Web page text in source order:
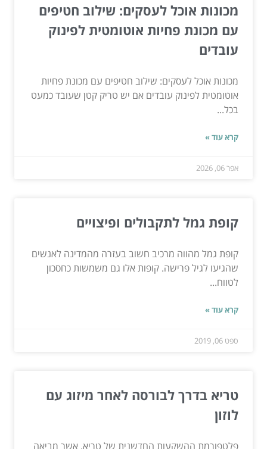
מכונות אוכל לעסקים: שילוב חטיפים
עם מכונת פחיות אוטומטית לפינוק
עובדים
מכונות אוכל לעסקים: שילוב חטיפים עם מכונת פחיות
אוטומטית לפינוק עובדים אם יש טריק קטן שעובד כמעט
בכל...
קרא עוד »
אפר 06, 2026
קופת גמל לתקבולים ופיצויים
קופת גמל מהווה מרכיב חשוב בעזרה מהמדינה לאנשים
שהגיעו לגיל פרישה. קופות אלו גם משמשות כחסכון
לטווח...
קרא עוד »
ספט 06, 2019
טריא בדרך לבורסה לאחר מיזוג עם
לוזון
פלטפורמת ההשקעות החדשנית של טריא, אשר מביאה